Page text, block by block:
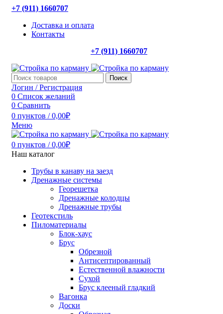
+7 (911) 1660707
Доставка и оплата
Контакты
+7 (911) 1660707
Поиск
Логин / Регистрация
0 Список желаний
0 Сравнить
0 пунктов / 0,00₽
Меню
0 пунктов / 0,00₽
Наш каталог
Трубы в канаву на заезд
Дренажные системы
Георешетка
Дренажные колодцы
Дренажные трубы
Геотекстиль
Пиломатериалы
Блок-хаус
Брус
Обрезной
Антисептированный
Естественной влажности
Сухой
Брус клееный гладкий
Вагонка
Доски